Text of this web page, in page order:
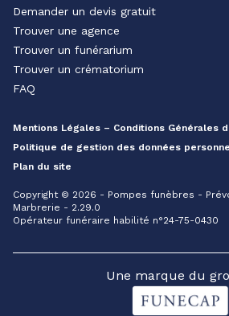
Demander un devis gratuit
Trouver une agence
Trouver un funérarium
Trouver un crématorium
FAQ
Mentions Légales – Conditions Générales
Politique de gestion des données
Plan du site
Copyright © 2026 - Pompes funèbres -
Marbrerie - 2.29.0
Opérateur funéraire habilité n°24-75-0430
Une marque du